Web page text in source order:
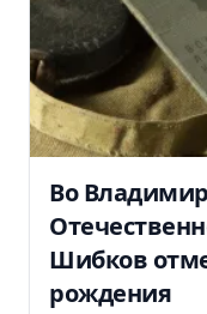
Во
Шибков
рождения